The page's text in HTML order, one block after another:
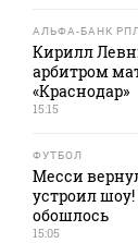
АЛЬФА-БАНК РПЛ
Кирилл
арбитром
«Краснодар»
15:15
ФУТБОЛ
Месси
устроил шоу!
обошлось
15:05